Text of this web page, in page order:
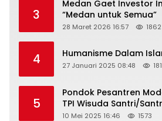
3
Medan Gaet Investor
“Medan untuk Semua”
28 Maret 2026 16:57 1862
4 Humanisme Dalam
27 Januari 2025 08:48
5
Pondok Pesantren
TPI Wisuda Santri/
XXXIII
10 Mei 2025 16:46 1573